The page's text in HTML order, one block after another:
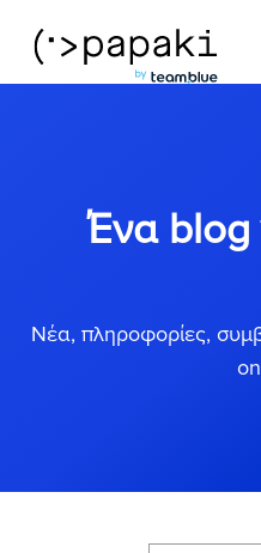
Ένα blog
Νέα, πληροφορίες,